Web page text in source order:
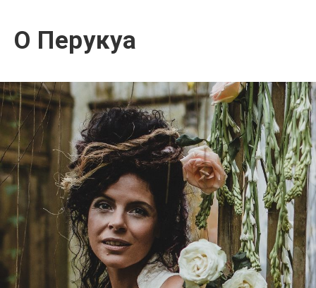
Поговорим о том, чему не учат в школе
Если мы в гневе на тех, кто уже умер
в заложниках у гнева
Вовремя уйти тоже важно
Иногда решения куда проще, чем
мы думаем. Важно научиться правильно
поступать в высоко-эмоциональных
ситуациях
Индивидуальный подход к выполнению
практики
Как построить индивидуальную программу
выхода из под влияния эмоции гнева
О Перукуа